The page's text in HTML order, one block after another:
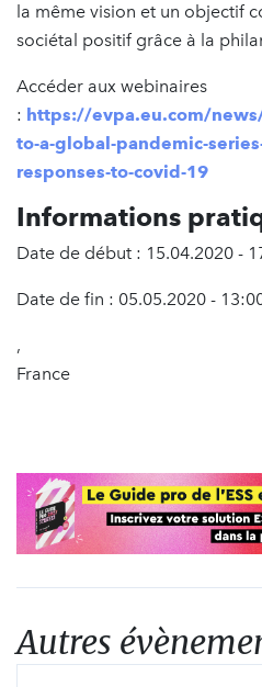
la même vision et un objectif
sociétal positif grâce à la
Accéder aux webinaires
: https://evpa.eu.com/
to-a-global-pandemic-
responses-to-covid-19
Informations
Date de début : 15.04.2020 -
Date de fin : 05.05.2020 -
,
France
Autres